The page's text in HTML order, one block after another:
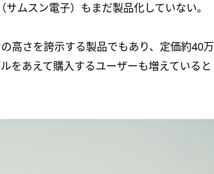
ムスン電子）もまだ製品化していない。
高さを誇示する製品でもあり、定価約40万
をあえて購入するユーザーも増えていると